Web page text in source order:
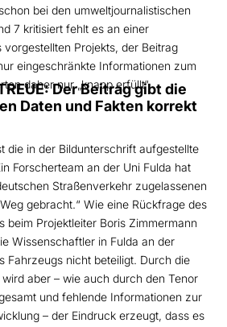
bei den umweltjournalistischen
7 kritisiert fehlt es an einer
vorgestellten Projekts, der Beitrag
eingeschränkte Informationen zum
daher nur „knapp erfüllt“.
Der Beitrag gibt die
Daten und Fakten korrekt
die in der Bildunterschrift aufgestellte
Forscherteam an der Uni Fulda hat
Straßenverkehr zugelassenen
gebracht.“ Wie eine Rückfrage des
beim Projektleiter Boris Zimmermann
Wissenschaftler in Fulda an der
Fahrzeugs nicht beteiligt. Durch die
aber – wie auch durch den Tenor
und fehlende Informationen zur
– der Eindruck erzeugt, dass es